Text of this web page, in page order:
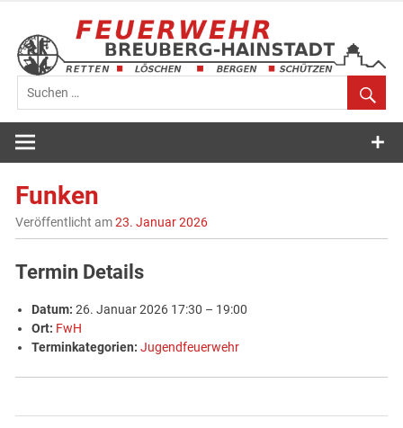
springen
Feuerwehr
Breuberg-
Funken
Veröffentlicht am23. Januar 2026
Termin Details
Datum: 26. Januar 2026 17:30 – 19:00
Ort: FwH
Terminkategorien: Jugendfeuerwehr